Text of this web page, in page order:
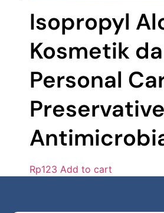
Isopropyl
Kosmetik
Personal
Rp123 Add to cart